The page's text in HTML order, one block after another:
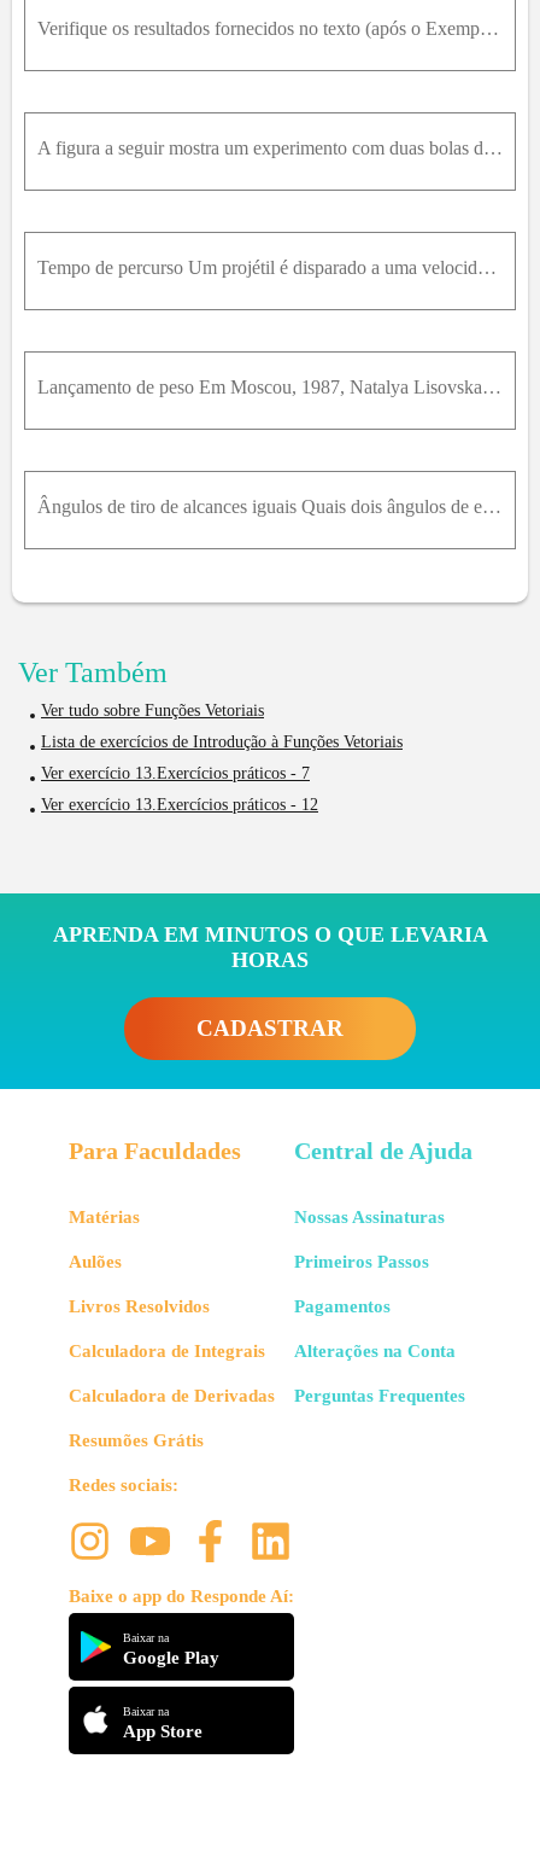
Verifique os resultados fornecidos no texto (após o Exemplo 4) para a altura máxima, tempo de voo e alcance para um movimento de projétil ideal.
A figura a seguir mostra um experimento com duas bolas de gude. A bola A foi lançada em direção à bola B com ângulo alpha de lançamento a e módulo de velocidade inicial v0. No mesmo instante, a bola B
Tempo de percurso Um projétil é disparado a uma velocidade de 840 m/s com um ângulo de 60º. Quanto tempo ele irá levar para atingir 21 km de distância do local de disparo?
Lançamento de peso Em Moscou, 1987, Natalya Lisovskaya bateu o recorde mundial feminino lançando um peso de 8 lb 13 oz a 73 pés e 10 pol. Considerando que ela tenha lançado o peso a um ângulo de 40º c
Ângulos de tiro de alcances iguais Quais dois ângulos de elevação permitirão a um projétil atingir um alvo a 16 km de distância no mesmo nível que o canhão se o módulo de velocidade inicial do projéti
Ver Também
Ver tudo sobre Funções Vetoriais
Lista de exercícios de Introdução à Funções Vetoriais
Ver exercício 13.Exercícios práticos - 7
Ver exercício 13.Exercícios práticos - 12
APRENDA EM MINUTOS O QUE LEVARIA
HORAS
CADASTRAR
Para Faculdades
Matérias
Aulões
Livros Resolvidos
Calculadora de Integrais
Calculadora de Derivadas
Resumões Grátis
Redes sociais:
Baixe o app do Responde Aí:
Baixar na
Google Play
Baixar na
App Store
Central de Ajuda
Nossas Assinaturas
Primeiros Passos
Pagamentos
Alterações na Conta
Perguntas Frequentes